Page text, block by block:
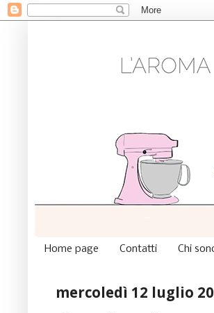
Home page Contatti Chi
mercoledì 12 luglio